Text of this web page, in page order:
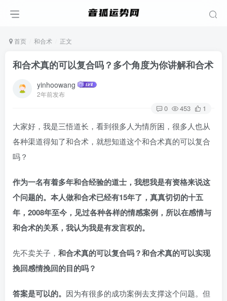
首页 和合术 正文
和合术真的可以复合吗？多个角度为你讲解和合术
yinhoowang
2年前发布
0 453 1
大家好，我是三悟道长，看到很多人为情所困，很多人也从
各种渠道得知了和合术，就想知道这个和合术真的可以复合
吗？
作为一名有着多年和合经验的道士，我想我是有资格来说这
个问题的。本人做和合术已经有15年了，真真切切的十五
年，2008年至今，见过各种各样的情感案例，所以在感情与
和合术的关系，我认为我是有发言权的。
先不卖关子， 和合术真的可以复合吗？和合术真的可以实现
挽回感情挽回的目的吗？
答案是可以的。 因为有很多的成功案例去支撑这个问题。但